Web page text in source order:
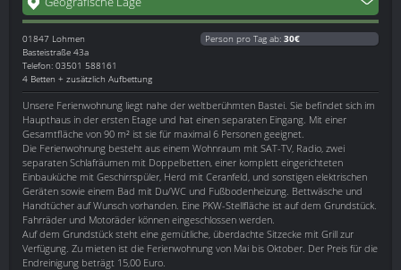
01847 Lohmen
Basteistraße 43a
Telefon: 03501 588161
4 Betten + zusätzlich Aufbettung
Person pro Tag ab: 30€
Unsere Ferienwohnung liegt nahe der weltberühmten Bastei. Sie befindet sich im
Haupthaus in der ersten Etage und hat einen separaten Eingang. Mit einer
Gesamtfläche von 90 m² ist sie für maximal 6 Personen geeignet.
Die Ferienwohnung besteht aus einem Wohnraum mit SAT-TV, Radio, zwei
separaten Schlafräumen mit Doppelbetten, einer komplett eingerichteten
Einbauküche mit Geschirrspüler, Herd mit Ceranfeld, und sonstigen elektrischen
Geräten sowie einem Bad mit Du/WC und Fußbodenheizung. Bettwäsche und
Handtücher auf Wunsch vorhanden. Eine PKW-Stellfläche ist auf dem Grundstück.
Fahrräder und Motoräder können eingeschlossen werden.
Auf dem Grundstück steht eine gemütliche, überdachte Sitzecke mit Grill zur
Verfügung. Zu mieten ist die Ferienwohnung von Mai bis Oktober. Der Preis für die
Endreinigung beträgt 15,00 Euro.